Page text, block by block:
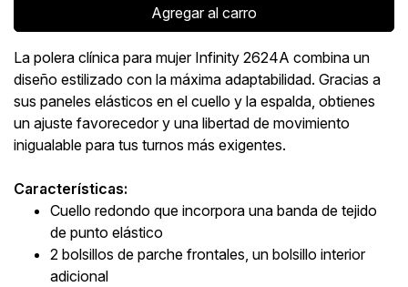
Agregar al carro
La polera clínica para mujer Infinity 2624A combina un
diseño estilizado con la máxima adaptabilidad. Gracias a
sus paneles elásticos en el cuello y la espalda, obtienes
un ajuste favorecedor y una libertad de movimiento
inigualable para tus turnos más exigentes.
Características:
Cuello redondo que incorpora una banda de tejido
de punto elástico
2 bolsillos de parche frontales, un bolsillo interior
adicional